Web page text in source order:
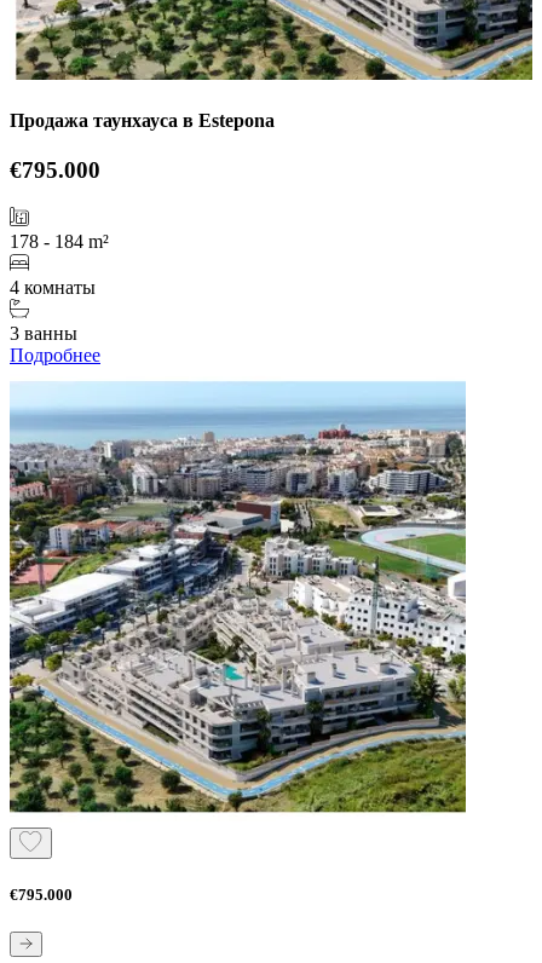
Продажа таунхауса в Estepona
€795.000
178 - 184 m²
4 комнаты
3 ванны
Подробнее
€795.000